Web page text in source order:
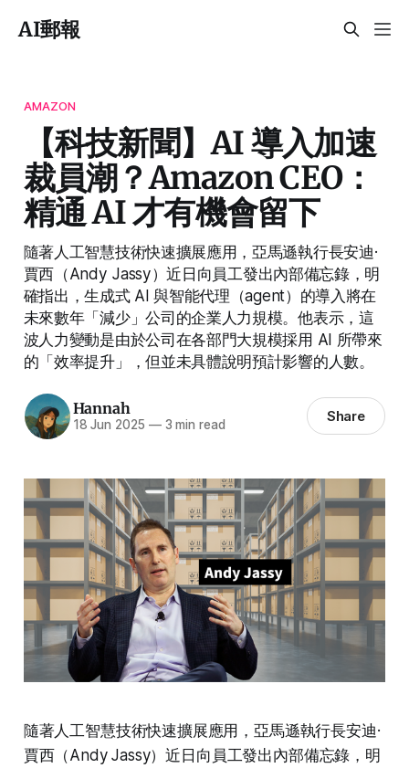
AI郵報
AMAZON
【科技新聞】AI 導入加速
裁員潮？Amazon CEO：
精通 AI 才有機會留下
隨著人工智慧技術快速擴展應用，亞馬遜執行長安迪·
賈西（Andy Jassy）近日向員工發出內部備忘錄，明
確指出，生成式 AI 與智能代理（agent）的導入將在
未來數年「減少」公司的企業人力規模。他表示，這
波人力變動是由於公司在各部門大規模採用 AI 所帶來
的「效率提升」，但並未具體說明預計影響的人數。
Hannah
18 Jun 2025 —3 min read Share
隨著人工智慧技術快速擴展應用，亞馬遜執行長安迪·
賈西（Andy Jassy）近日向員工發出內部備忘錄，明